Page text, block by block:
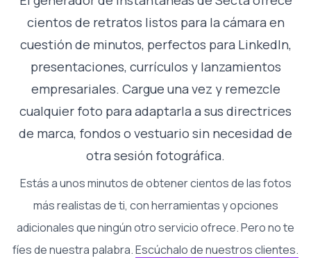
cientos de retratos listos para la cámara en
cuestión de minutos, perfectos para LinkedIn,
presentaciones, currículos y lanzamientos
empresariales. Cargue una vez y remezcle
cualquier foto para adaptarla a sus directrices
de marca, fondos o vestuario sin necesidad de
otra sesión fotográfica.
Estás a unos minutos de obtener cientos de las fotos
más realistas de ti, con herramientas y opciones
adicionales que ningún otro servicio ofrece. Pero no te
fíes de nuestra palabra.Escúchalo de nuestros clientes.